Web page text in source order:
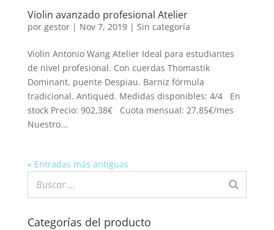
Violin avanzado profesional Atelier
por gestor| Nov 7, 2019| Sin categoría
Violin Antonio Wang Atelier Ideal para estudiantes
de nivel profesional. Con cuerdas Thomastik
Dominant, puente Despiau. Barniz fórmula
tradicional. Antiqued. Medidas disponibles: 4/4 En
stock Precio: 902,38€ Cuota mensual: 27,85€/mes
Nuestro...
« Entradas más antiguas
Categorías del producto